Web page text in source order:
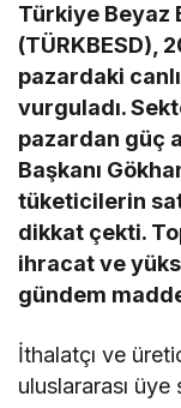
Türkiye Beyaz
(TÜRKBESD),
pazardaki
vurguladı.
pazardan güç
Başkanı
tüketicilerin
dikkat çekti.
ihracat ve
gündem
İthalatçı ve
uluslararası